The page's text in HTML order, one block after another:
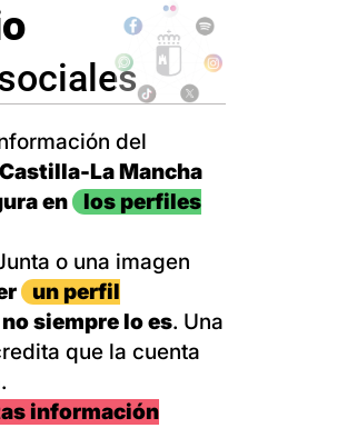
del
La Mancha
en
los perfiles
o una imagen
un perfil
siempre lo es. Una
que la cuenta
información